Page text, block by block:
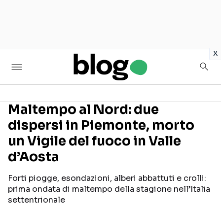
x
Seguici sui social
Maltempo al Nord: due
dispersi in Piemonte, morto
un Vigile del fuoco in Valle
d’Aosta
Forti piogge, esondazioni, alberi abbattuti e crolli:
prima ondata di maltempo della stagione nell’Italia
settentrionale